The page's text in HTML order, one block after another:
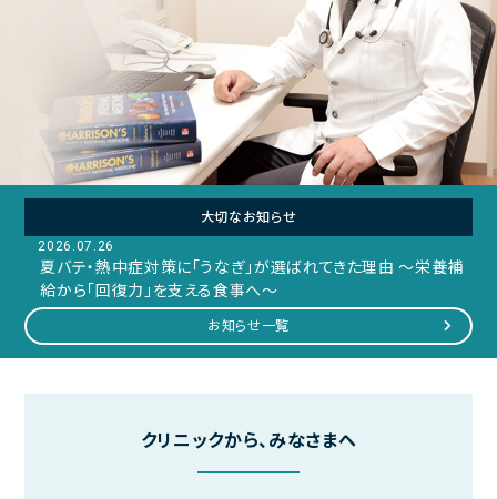
院長日記
お問い合わせ
よくある質問
お問い合わせメールフォーム
クリニックからのお知らせ
初診の方へ
患者様の声
医療トピックス
大切なお知らせ
2026.07.26
夏バテ・熱中症対策に「うなぎ」が選ばれてきた理由 ～栄養補
給から「回復力」を支える食事へ～
お知らせ一覧
クリニックから、みなさまへ